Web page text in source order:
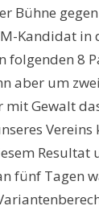
Bühne
Kandidat in
folgenden 8
aber um
Gewalt
fünf Tagen